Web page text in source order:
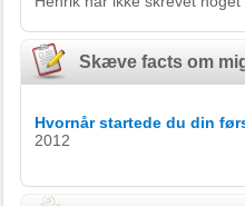
Skæve facts om
Hvornår startede du din
2012